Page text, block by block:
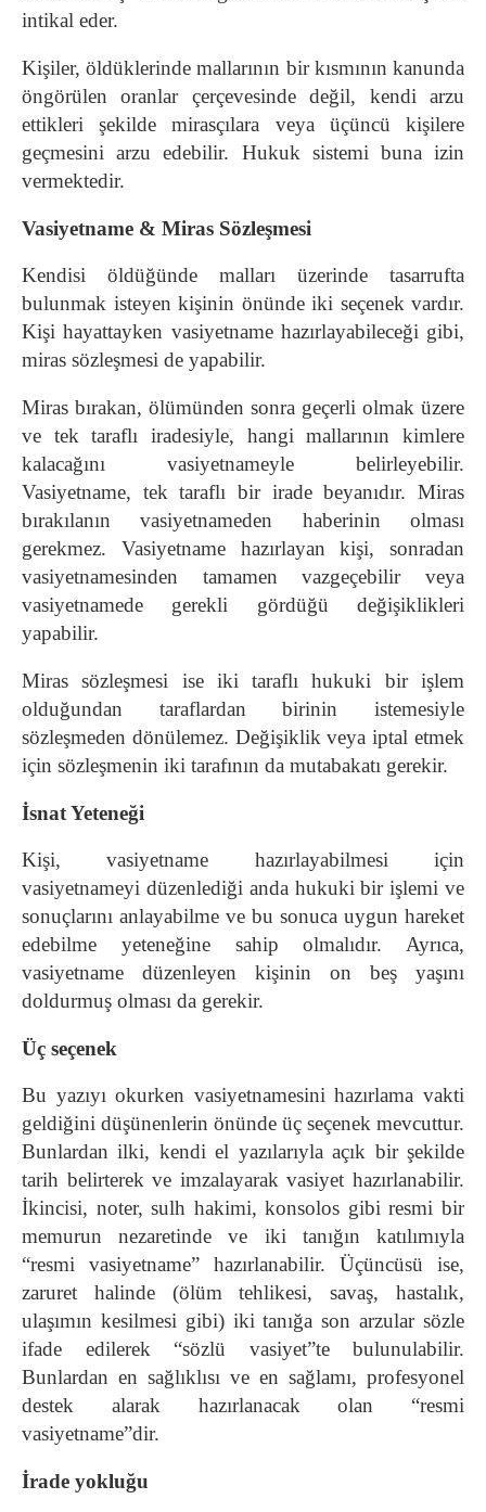
intikal eder.
Kişiler, öldüklerinde mallarının bir kısmının kanunda
öngörülen oranlar çerçevesinde değil, kendi arzu
ettikleri şekilde mirasçılara veya üçüncü kişilere
geçmesini arzu edebilir. Hukuk sistemi buna izin
vermektedir.
Vasiyetname & Miras Sözleşmesi
Kendisi öldüğünde malları üzerinde tasarrufta
bulunmak isteyen kişinin önünde iki seçenek vardır.
Kişi hayattayken vasiyetname hazırlayabileceği gibi,
miras sözleşmesi de yapabilir.
Miras bırakan, ölümünden sonra geçerli olmak üzere
ve tek taraflı iradesiyle, hangi mallarının kimlere
kalacağını vasiyetnameyle belirleyebilir.
Vasiyetname, tek taraflı bir irade beyanıdır. Miras
bırakılanın vasiyetnameden haberinin olması
gerekmez. Vasiyetname hazırlayan kişi, sonradan
vasiyetnamesinden tamamen vazgeçebilir veya
vasiyetnamede gerekli gördüğü değişiklikleri
yapabilir.
Miras sözleşmesi ise iki taraflı hukuki bir işlem
olduğundan taraflardan birinin istemesiyle
sözleşmeden dönülemez. Değişiklik veya iptal etmek
için sözleşmenin iki tarafının da mutabakatı gerekir.
İsnat Yeteneği
Kişi, vasiyetname hazırlayabilmesi için
vasiyetnameyi düzenlediği anda hukuki bir işlemi ve
sonuçlarını anlayabilme ve bu sonuca uygun hareket
edebilme yeteneğine sahip olmalıdır. Ayrıca,
vasiyetname düzenleyen kişinin on beş yaşını
doldurmuş olması da gerekir.
Üç seçenek
Bu yazıyı okurken vasiyetnamesini hazırlama vakti
geldiğini düşünenlerin önünde üç seçenek mevcuttur.
Bunlardan ilki, kendi el yazılarıyla açık bir şekilde
tarih belirterek ve imzalayarak vasiyet hazırlanabilir.
İkincisi, noter, sulh hakimi, konsolos gibi resmi bir
memurun nezaretinde ve iki tanığın katılımıyla
“resmi vasiyetname” hazırlanabilir. Üçüncüsü ise,
zaruret halinde (ölüm tehlikesi, savaş, hastalık,
ulaşımın kesilmesi gibi) iki tanığa son arzular sözle
ifade edilerek “sözlü vasiyet”te bulunulabilir.
Bunlardan en sağlıklısı ve en sağlamı, profesyonel
destek alarak hazırlanacak olan “resmi
vasiyetname”dir.
İrade yokluğu